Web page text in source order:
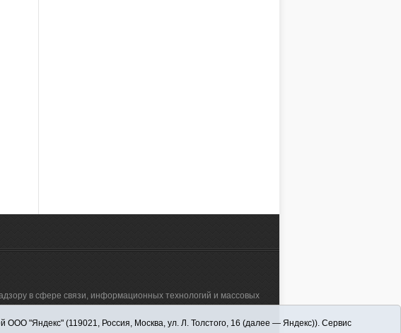
в сфере связи, информационных технологий и массовых
"Красная звезда"" (627570, Тюменская обл., Викуловский
ООО "Яндекс" (119021, Россия, Москва, ул. Л. Толстого, 16 (далее — Яндекс)). Сервис